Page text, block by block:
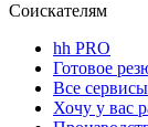
Соискателям
hh PRO
Готовое
Все сервисы
Хочу у вас